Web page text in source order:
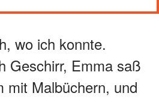
wo ich konnte.
Geschirr, Emma saß
mit Malbüchern, und